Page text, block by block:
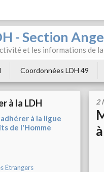
- Section
et les informations de
Coordonnées LDH 49
à la LDH
à la ligue
de l'Homme
Étrangers
2